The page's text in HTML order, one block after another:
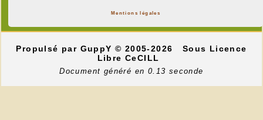
Mentions légales
Propulsé par GuppY© 2005-2026
Sous Licence
Libre CeCILL
Document généré en 0.13 seconde